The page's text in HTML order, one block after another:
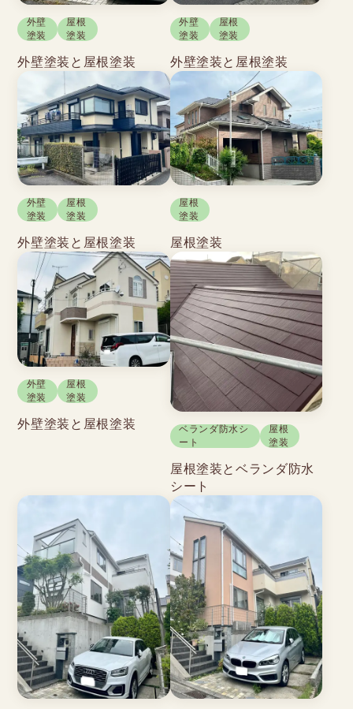
外壁
塗装
屋根
塗装
外壁塗装と屋根塗装
外壁
塗装
屋根
塗装
外壁塗装と屋根塗装
外壁
塗装
屋根
塗装
外壁塗装と屋根塗装
屋根
塗装
屋根塗装
外壁
塗装
屋根
塗装
外壁塗装と屋根塗装
ベランダ防水シ
ート
屋根
塗装
屋根塗装とベランダ防水
シート